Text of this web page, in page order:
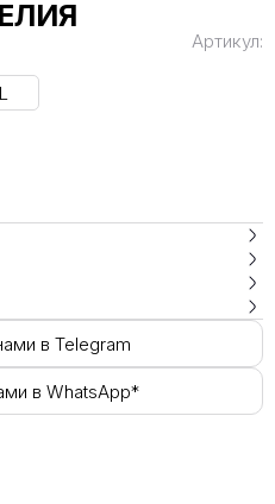
Артикул:
L
в Telegram
в WhatsApp*